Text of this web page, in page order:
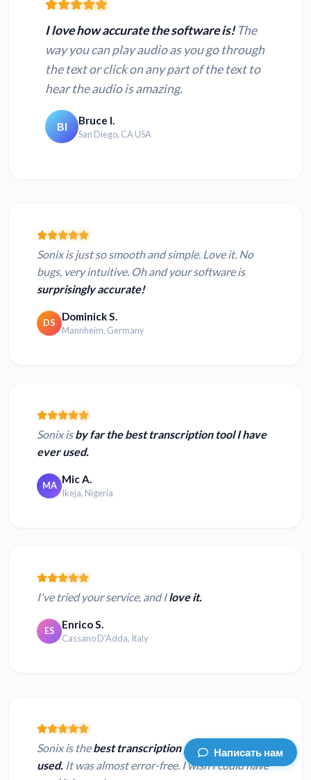
I love how accurate the software is!The
way you can play audio as you go through
the text or click on any part of the text to
hear the audio is amazing.
BI Bruce I.
San Diego, CA USA
Sonix is just so smooth and simple. Love it. No
bugs, very intuitive. Oh and your software is
surprisingly accurate!
DS Dominick S.
Mannheim, Germany
Sonix isby far the best transcription tool I have
ever used.
MA Mic A.
Ikeja, Nigeria
I've tried your service, and Ilove it.
ES Enrico S.
Cassano D'Adda, Italy
Sonix is thebest transcription program I've ever
used. It was almost error-free. I wish I could have
Написать нам